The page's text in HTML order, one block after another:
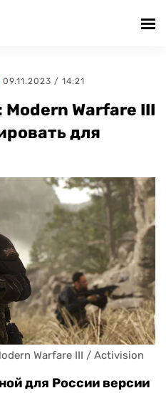
| 09.11.2023 / 14:21
Warfare III
для
Warfare III / Activision
для России версии